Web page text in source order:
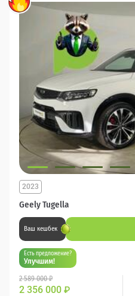
Geely Tugella
2023
Ваш кешбек
Есть предложение?
Улучшим!
2 589 000 ₽
2 356 000 ₽